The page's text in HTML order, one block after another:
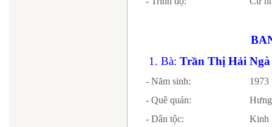
1. Bà: Trần Thị Hải Ngà
- Năm sinh:
1973
- Quê quán:
- Dân tộc:
Kinh